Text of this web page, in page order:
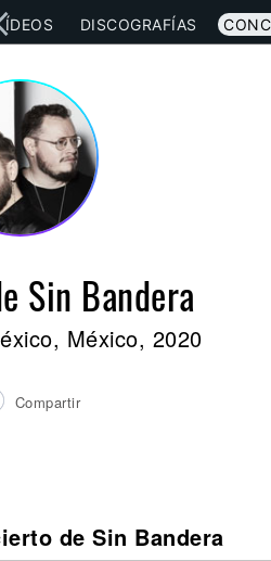
DISCOGRAFÍAS
Sin Bandera
México, 2020
Compartir
de Sin Bandera